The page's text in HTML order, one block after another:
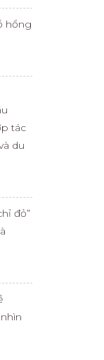
hổng
tác
du
đỏ”